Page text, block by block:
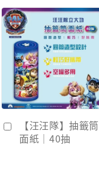
【汪汪隊】抽籤筒
面紙｜40抽